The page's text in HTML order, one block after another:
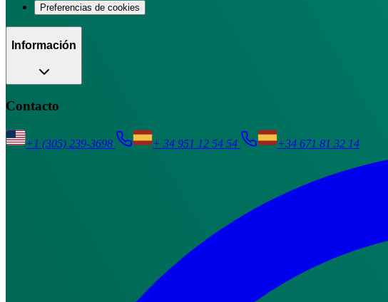
Preferencias de cookies
Información
Contacto
+1 (305) 239-3698 + 34 951 12 54 54 +34 671 81 32 14